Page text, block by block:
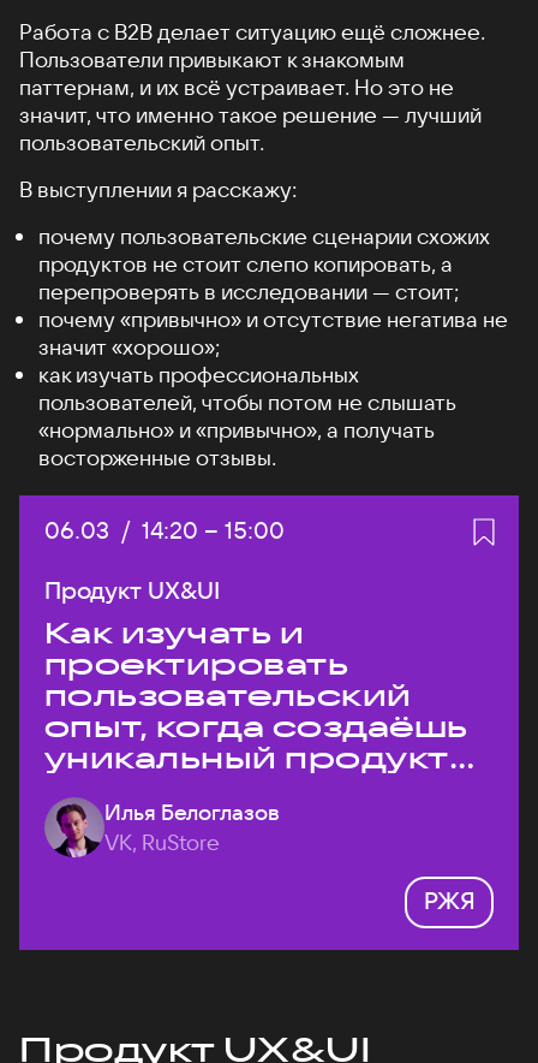
Работа с B2B делает ситуацию ещё сложнее.
Пользователи привыкают к знакомым
паттернам, и их всё устраивает. Но это не
значит, что именно такое решение — лучший
пользовательский опыт.
В выступлении я расскажу:
почему пользовательские сценарии схожих
продуктов не стоит слепо копировать, а
перепроверять в исследовании — стоит;
почему «привычно» и отсутствие негатива не
значит «хорошо»;
как изучать профессиональных
пользователей, чтобы потом не слышать
«нормально» и «привычно», а получать
восторженные отзывы.
Дата:
06.03 / Начало:
14:20 – Конец:
15:00
Продукт UX&UI
Как изучать и
проектировать
пользовательский
опыт, когда создаёшь
уникальный продукт
на рынке?
Илья Белоглазов
VK, RuStore
РЖЯ
Продукт UX&UI